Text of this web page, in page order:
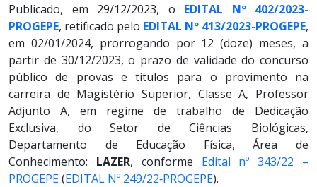
Publicado, em 29/12/2023, o EDITAL Nº 402/2023-
PROGEPE, retificado pelo EDITAL Nº 413/2023-PROGEPE,
em 02/01/2024, prorrogando por 12 (doze) meses, a
partir de 30/12/2023, o prazo de validade do concurso
público de provas e títulos para o provimento na
carreira de Magistério Superior, Classe A, Professor
Adjunto A, em regime de trabalho de Dedicação
Exclusiva, do Setor de Ciências Biológicas,
Departamento de Educação Física, Área de
Conhecimento: LAZER, conforme Edital nº 343/22 –
PROGEPE(EDITAL Nº 249/22‐PROGEPE).